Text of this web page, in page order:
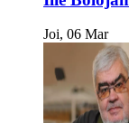
Joi, 06 Mar